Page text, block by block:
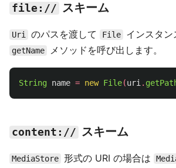
file:// スキーム
Uri のパスを渡して File インスタン
getName メソッドを呼び出します。
String name = new File(uri .
content:// スキーム
MediaStore 形式の URI の場合は